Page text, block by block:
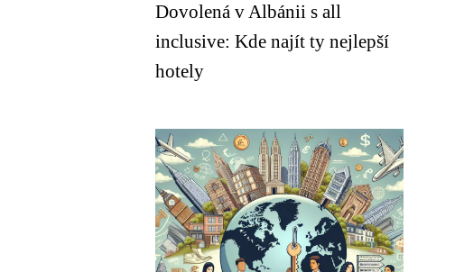
Dovolená v Albánii s all
inclusive: Kde najít ty nejlepší
hotely